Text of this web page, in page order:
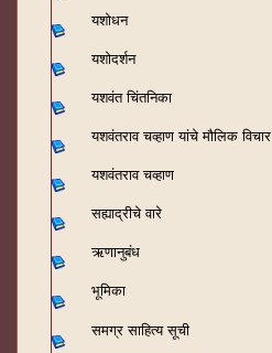
यशोधन
यशोदर्शन
यशवंत चिंतनिका
यशवंतराव चव्हाण यांचे मौलिक विचार
यशवंतराव चव्हाण
सह्याद्रीचे वारे
ऋणानुबंध
भूमिका
समग्र साहित्य सूची